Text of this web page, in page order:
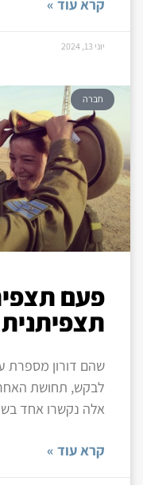
קרא עוד »
יוני 13, 2024
חברה
פעם
תצפיתנית
שהם דורון מספרת
לבקש, תחושת
אלה נקשרו אחד
קרא עוד »